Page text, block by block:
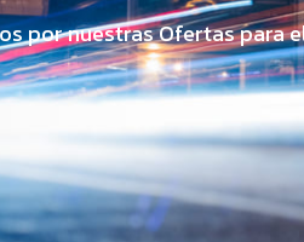
por nuestras Ofertas para